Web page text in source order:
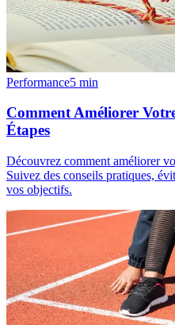
Performance5 min
Comment Améliorer
Étapes
Découvrez comment améliorer
Suivez des conseils pratiques,
vos objectifs.